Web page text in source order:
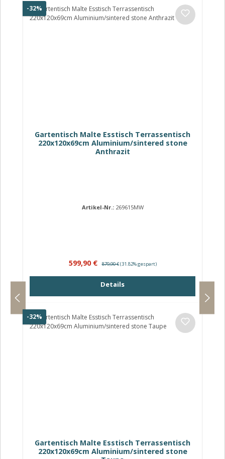
-32% Rabatt
Gartentisch Malte Esstisch Terrassentisch
220x120x69cm Aluminium/sintered stone
Anthrazit
Artikel-Nr.: 269615MW
Verkaufspreis:
599,90 € Regulärer Preis:
879,90 €(31.82% gespart)
Details
-32% Rabatt
Gartentisch Malte Esstisch Terrassentisch
220x120x69cm Aluminium/sintered stone